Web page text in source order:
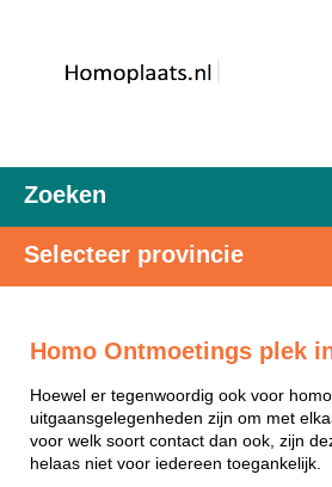
Zoeken
Selecteer provincie
Homo Ontmoetings plek
Hoewel er tegenwoordig ook voor
uitgaansgelegenheden zijn om met
voor welk soort contact dan ook, zijn
helaas niet voor iedereen toegankelijk.